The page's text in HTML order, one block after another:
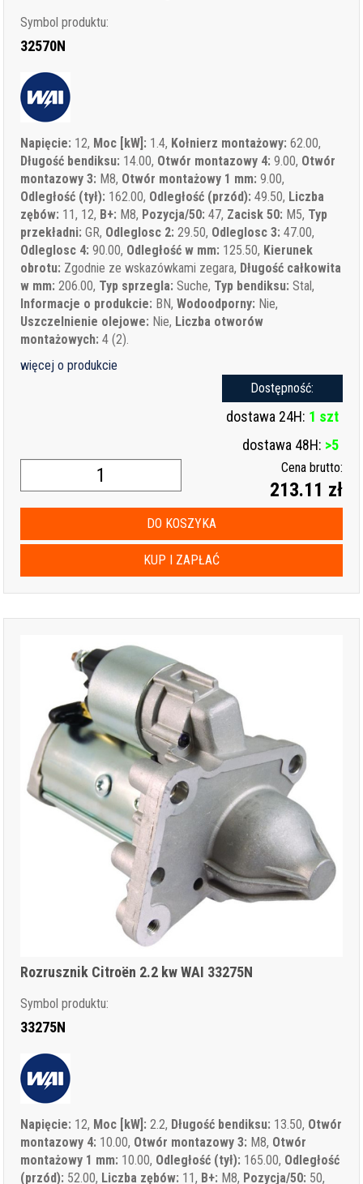
Symbol produktu:
32570N
Napięcie: 12, Moc [kW]: 1.4, Kołnierz montażowy: 62.00,
Długość bendiksu: 14.00, Otwór montazowy 4: 9.00, Otwór
montazowy 3: M8, Otwór montażowy 1 mm: 9.00,
Odległość (tył): 162.00, Odległość (przód): 49.50, Liczba
zębów: 11, 12, B+: M8, Pozycja/50: 47, Zacisk 50: M5, Typ
przekładni: GR, Odleglosc 2: 29.50, Odleglosc 3: 47.00,
Odleglosc 4: 90.00, Odległość w mm: 125.50, Kierunek
obrotu: Zgodnie ze wskazówkami zegara, Długość całkowita
w mm: 206.00, Typ sprzegla: Suche, Typ bendiksu: Stal,
Informacje o produkcie: BN,Wodoodporny: Nie,
Uszczelnienie olejowe: Nie, Liczba otworów
montażowych: 4 (2).
więcej o produkcie
Dostępność:
dostawa 24H: 1 szt
dostawa 48H: >5
Cena brutto:
213.11 zł
DO KOSZYKA
KUP I ZAPŁAĆ
Rozrusznik Citroën 2.2 kw WAI 33275N
Symbol produktu:
33275N
Napięcie: 12, Moc [kW]: 2.2, Długość bendiksu: 13.50, Otwór
montazowy 4: 10.00, Otwór montazowy 3: M8, Otwór
montażowy 1 mm: 10.00, Odległość (tył): 165.00, Odległość
(przód): 52.00, Liczba zębów: 11, B+: M8, Pozycja/50: 50,